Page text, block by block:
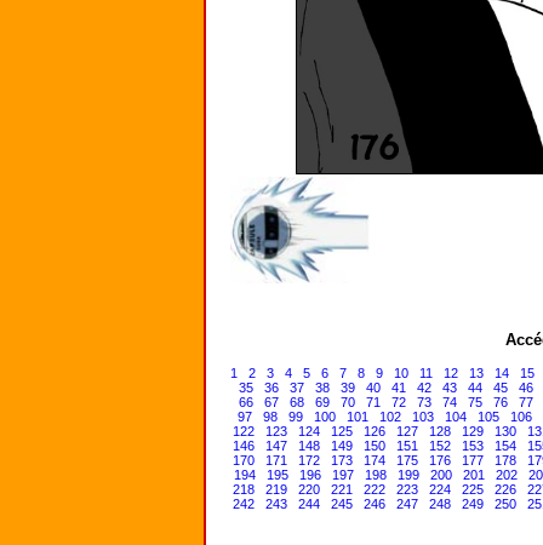
1 2 3 4 5 6 7 8 9 10 11 12 13 14
15
35
36 37 38 39 40 41 42 43 44 45
46
66
67 68 69 70 71 72 73 74 75 76
77
97
98 99 100 101 102 103 104 105
106
122
123 124 125 126 127 128 129 130
146
147 148 149 150 151 152 153 154
170
171 172 173 174 175 176 177 178
194
195 196 197 198 199 200 201 202
218
219 220 221 222 223 224 225 226
242
243 244 245 246 247 248 249 250